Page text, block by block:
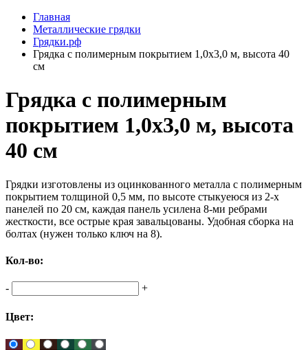
Главная
Металлические грядки
Грядки.рф
Грядка с полимерным покрытием 1,0х3,0 м, высота 40
см
Грядка с полимерным
покрытием 1,0х3,0 м, высота
40 см
Грядки изготовлены из оцинкованного металла с полимерным
покрытием толщиной 0,5 мм, по высоте стыкуеюся из 2-х
панелей по 20 см, каждая панель усилена 8-ми ребрами
жесткости, все острые края завальцованы. Удобная сборка на
болтах (нужен только ключ на 8).
Кол-во:
- +
Цвет: